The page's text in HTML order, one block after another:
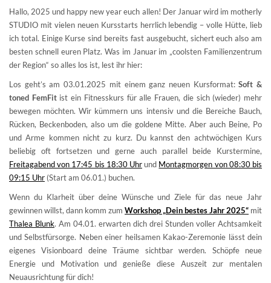
Hallo, 2025 und happy new year euch allen! Der Januar wird im motherly
STUDIO mit vielen neuen Kursstarts herrlich lebendig – volle Hütte, lieb
ich total. Einige Kurse sind bereits fast ausgebucht, sichert euch also am
besten schnell euren Platz. Was im Januar im „coolsten Familienzentrum
der Region“ so alles los ist, lest ihr hier:
Los geht’s am 03.01.2025 mit einem ganz neuen Kursformat:Soft &
toned FemFitist ein Fitnesskurs für alle Frauen, die sich (wieder) mehr
bewegen möchten. Wir kümmern uns intensiv und die Bereiche Bauch,
Rücken, Beckenboden, also um die goldene Mitte. Aber auch Beine, Po
und Arme kommen nicht zu kurz. Du kannst den achtwöchigen Kurs
beliebig oft fortsetzen und gerne auch parallel beide Kurstermine,
Freitagabend von 17:45 bis 18:30 Uhrund Montagmorgen von 08:30 bis
09:15 Uhr (Start am 06.01.) buchen.
Wenn du Klarheit über deine Wünsche und Ziele für das neue Jahr
gewinnen willst, dann komm zum Workshop „Dein bestes Jahr 2025“ mit
Thalea Blunk. Am 04.01. erwarten dich drei Stunden voller Achtsamkeit
und Selbstfürsorge. Neben einer heilsamen Kakao-Zeremonie lässt dein
eigenes Visionboard deine Träume sichtbar werden. Schöpfe neue
Energie und Motivation und genieße diese Auszeit zur mentalen
Neuausrichtung für dich!